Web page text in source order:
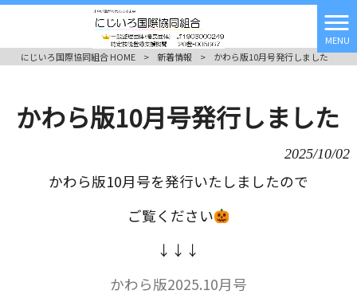
MENU
にじいろ国際協同組合 HOME
> 新着情報 > かわら版10月号発行しました
かわら版10月号発行しました
2025/10/02
かわら版10月号を発行いたしましたので
ご覧ください
↓↓↓
かわら版2025.10月号